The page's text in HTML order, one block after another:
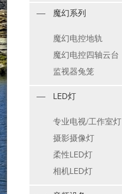
魔幻系列
魔幻电控地轨
魔幻电控四轴云台
监视器兔笼
LED灯
专业电视/工作室灯
摄影摄像灯
柔性LED灯
相机LED灯